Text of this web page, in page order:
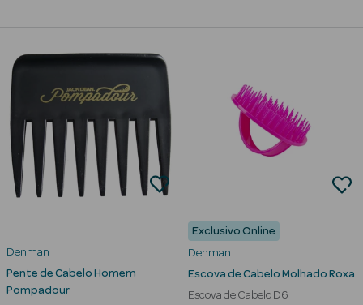
Ver Tudo
Denman
Pente de Cabelo Homem
Pompadour
Exclusivo Online
Denman
Escova de Cabelo Molhado Roxa
Escova de Cabelo D6